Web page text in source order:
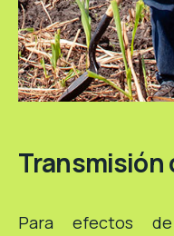
Transmisión
Para efectos